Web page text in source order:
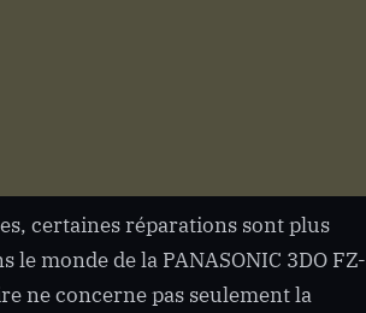
certaines réparations sont plus
monde de la PANASONIC 3DO FZ-
ne concerne pas seulement la